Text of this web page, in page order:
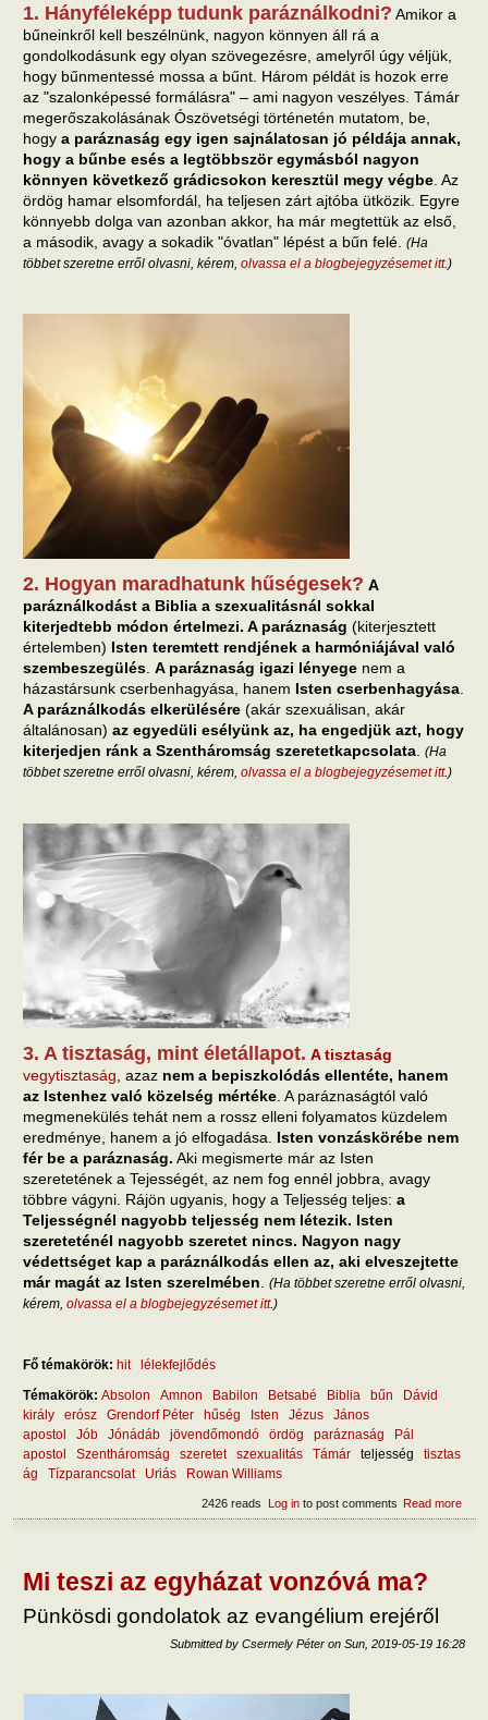
1. Hányféleképp tudunk paráználkodni? Amikor a
bűneinkről kell beszélnünk, nagyon könnyen áll rá a
gondolkodásunk egy olyan szövegezésre, amelyről úgy véljük,
hogy bűnmentessé mossa a bűnt. Három példát is hozok erre
az "szalonképessé formálásra" – ami nagyon veszélyes. Támár
megerőszakolásának Ószövetségi történetén mutatom, be,
hogy a paráznaság egy igen sajnálatosan jó példája annak,
hogy a bűnbe esés a legtöbbször egymásból nagyon
könnyen következő grádicsokon keresztül megy végbe . Az
ördög hamar elsomfordál, ha teljesen zárt ajtóba ütközik. Egyre
könnyebb dolga van azonban akkor, ha már megtettük az első,
a második, avagy a sokadik "óvatlan" lépést a bűn felé. (Ha
többet szeretne erről olvasni, kérem, olvassa el a blogbejegyzésemet itt.)
2. Hogyan maradhatunk hűségesek? A
paráználkodást a Biblia a szexualitásnál sokkal
kiterjedtebb módon értelmezi. A paráznaság (kiterjesztett
értelemben) Isten teremtett rendjének a harmóniájával való
szembeszegülés. A paráznaság igazi lényege nem a
házastársunk cserbenhagyása, hanem Isten cserbenhagyása.
A paráználkodás elkerülésére (akár szexuálisan, akár
általánosan) az egyedüli esélyünk az, ha engedjük azt, hogy
kiterjedjen ránk a Szentháromság szeretetkapcsolata. (Ha
többet szeretne erről olvasni, kérem, olvassa el a blogbejegyzésemet itt.)
3. A tisztaság, mint életállapot. A tisztaság
vegytisztaság, azaz nem a bepiszkolódás ellentéte, hanem
az Istenhez való közelség mértéke. A paráznaságtól való
megmenekülés tehát nem a rossz elleni folyamatos küzdelem
eredménye, hanem a jó elfogadása. Isten vonzáskörébe nem
fér be a paráznaság. Aki megismerte már az Isten
szeretetének a Tejességét, az nem fog ennél jobbra, avagy
többre vágyni. Rájön ugyanis, hogy a Teljesség teljes: a
Teljességnél nagyobb teljesség nem létezik. Isten
szereteténél nagyobb szeretet nincs. Nagyon nagy
védettséget kap a paráználkodás ellen az, aki elveszejtette
már magát az Isten szerelmében. (Ha többet szeretne erről olvasni,
kérem, olvassa el a blogbejegyzésemet itt.)
Fő témakörök: hit
lélekfejlődés
Témakörök: Absolon Amnon Babilon Betsabé Biblia bűn
Dávid
király
erósz Grendorf Péter hűség Isten Jézus
János
apostol
Jób Jónádáb jövendőmondó ördög paráznaság
Pál
apostol
Szentháromság szeretet szexualitás Támár teljesség
tisztas
ág
Tízparancsolat Uriás Rowan Williams
Read more
Log into post comments
2426 reads
Mi teszi az egyházat vonzóvá ma?
Pünkösdi gondolatok az evangélium erejéről
Submitted by Csermely Péter on Sun, 2019-05-19 16:28